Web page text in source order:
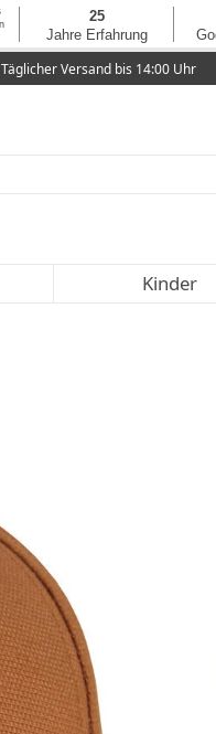
Täglicher Versand bis 14:00 Uhr
Kinder